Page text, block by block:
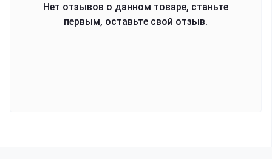
Нет отзывов о данном товаре, станьте
первым, оставьте свой отзыв.